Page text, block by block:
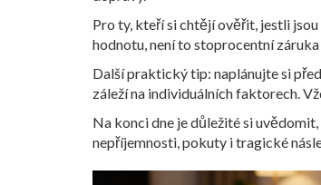
Pro ty, kteří si chtějí ověřit, jestli
hodnotu, není to stoprocentní
Další praktický tip: naplánujte si
záleží na individuálních faktorech.
Na konci dne je důležité si
nepříjemnosti, pokuty i tragické